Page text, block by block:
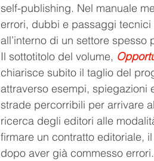
self-publishing. Nel manuale
errori, dubbi e passaggi
all’interno di un settore spesso
Il sottotitolo del volume,
chiarisce subito il taglio del
attraverso esempi, spiegazioni
strade percorribili per arrivare
ricerca degli editori alle
firmare un contratto editoriale,
dopo aver già commesso errori.